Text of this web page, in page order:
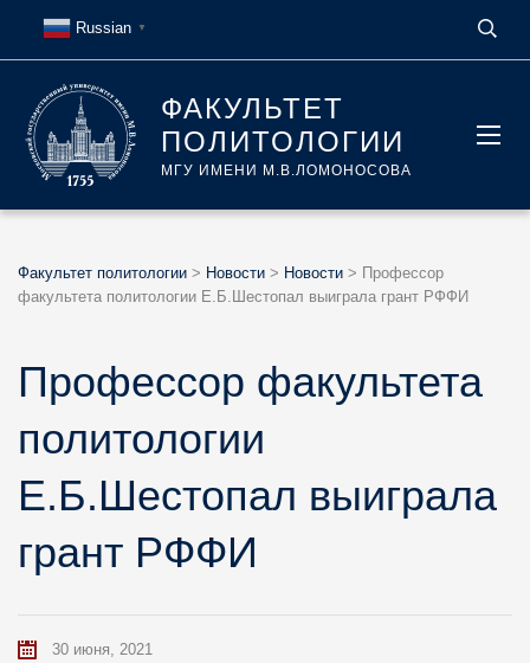
ФАКУЛЬТЕТ
ПОЛИТОЛОГИИ
МГУ ИМЕНИ М.В.ЛОМОНОСОВА
Факультет политологии > Новости > Новости > Профессор
факультета политологии Е.Б.Шестопал выиграла грант РФФИ
Профессор факультета
политологии
Е.Б.Шестопал выиграла
грант РФФИ
30 июня, 2021
Russian ▼